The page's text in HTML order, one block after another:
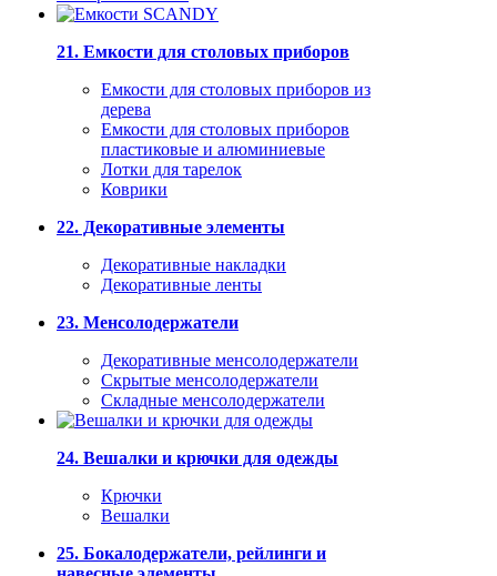
21. Емкости для столовых приборов
Емкости для столовых приборов из
дерева
Емкости для столовых приборов
пластиковые и алюминиевые
Лотки для тарелок
Коврики
22. Декоративные элементы
Декоративные накладки
Декоративные ленты
23. Менсолодержатели
Декоративные менсолодержатели
Скрытые менсолодержатели
Складные менсолодержатели
24. Вешалки и крючки для одежды
Крючки
Вешалки
25. Бокалодержатели, рейлинги и